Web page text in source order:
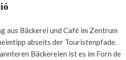
aus Bäckerei und Café im Zentrum
abseits der Touristenpfade.
Bäckereien ist es im Forn de